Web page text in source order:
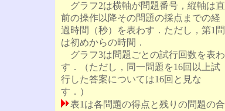
グラフ2は横軸が問題番号，縦軸は直
前の操作以降その問題の採点までの経
過時間（秒）を表わす．ただし，第1問
は初めからの時間．
グラフ3は問題ごとの試行回数を表わ
す．（ただし，同一問題を16回以上試
行した答案については16回と見な
す．）
表1は各問題の得点と残りの問題の合